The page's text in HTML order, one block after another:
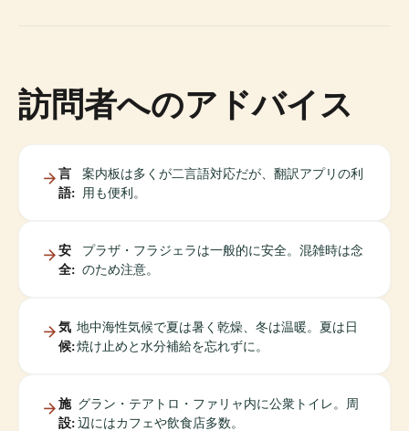
訪問者へのアドバイス
言
語:
案内板は多くが二言語対応だが、翻訳アプリの利
用も便利。
安
全:
プラザ・フラジェラは一般的に安全。混雑時は念
のため注意。
気
候:
地中海性気候で夏は暑く乾燥、冬は温暖。夏は日
焼け止めと水分補給を忘れずに。
施
設:
グラン・テアトロ・ファリャ内に公衆トイレ。周
辺にはカフェや飲食店多数。